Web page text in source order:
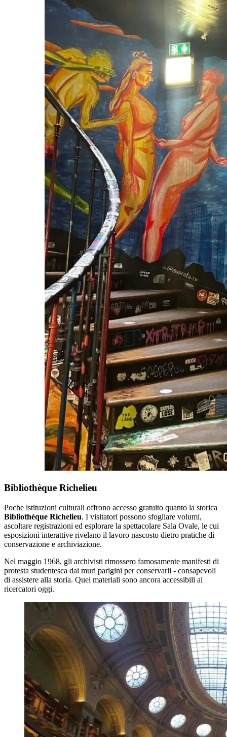
Bibliothèque Richelieu
Poche istituzioni culturali offrono accesso gratuito quanto la storica
Bibliothèque Richelieu. I visitatori possono sfogliare volumi,
ascoltare registrazioni ed esplorare la spettacolare Sala Ovale, le cui
esposizioni interattive rivelano il lavoro nascosto dietro pratiche di
conservazione e archiviazione.
Nel maggio 1968, gli archivisti rimossero famosamente manifesti di
protesta studentesca dai muri parigini per conservarli - consapevoli
di assistere alla storia. Quei materiali sono ancora accessibili ai
ricercatori oggi.